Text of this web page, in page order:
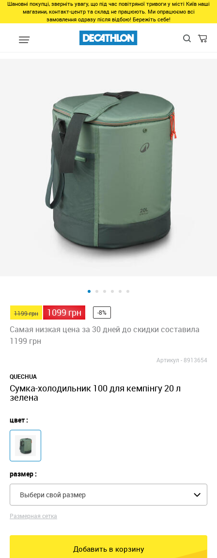
Шановні покупці, зверніть увагу, що під час повітряної тривоги у місті Київ наші
магазини, контакт-центр та склад не працюють. Ми опрацюємо всі
замовлення одразу після відбою! Бережіть себе!
Виды спорта Туризм, Кемпинг Туризм - Походы - Треккинг
1199 грн 1099 грн -8%
Самая низкая цена за 30 дней до скидки составила
1199 грн
Артикул -8913654
QUECHUA
Сумка-холодильник 100 для кемпінгу 20 л
зелена
цвет :
размер :
Выбери свой размер
Размерная сетка
Добавить в корзину